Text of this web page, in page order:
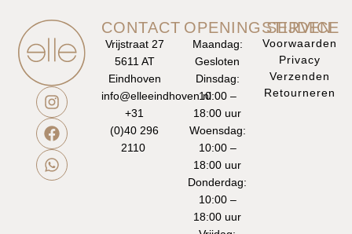
CONTACT
Vrijstraat 27
5611 AT
Eindhoven
info@elleeindhoven.nl
+31
(0)40 296
2110
OPENINGSTIJDEN
Maandag:
Gesloten
Dinsdag:
10:00 –
18:00 uur
Woensdag:
10:00 –
18:00 uur
Donderdag:
10:00 –
18:00 uur
SERVICE
Voorwaarden
Privacy
Verzenden
Retourneren